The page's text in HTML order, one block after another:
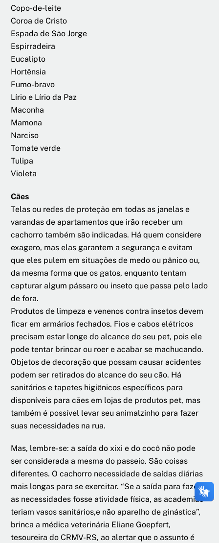
Copo-de-leite
Coroa de Cristo
Espada de São Jorge
Espirradeira
Eucalipto
Hortênsia
Fumo-bravo
Lírio e Lírio da Paz
Maconha
Mamona
Narciso
Tomate verde
Tulipa
Violeta
Cães
Telas ou redes de proteção em todas as janelas e
varandas de apartamentos que irão receber um
cachorro também são indicadas. Há quem considere
exagero, mas elas garantem a segurança e evitam
que eles pulem em situações de medo ou pânico ou,
da mesma forma que os gatos, enquanto tentam
capturar algum pássaro ou inseto que passa pelo lado
de fora.
Produtos de limpeza e venenos contra insetos devem
ficar em armários fechados. Fios e cabos elétricos
precisam estar longe do alcance do seu pet, pois ele
pode tentar brincar ou roer e acabar se machucando.
Objetos de decoração que possam causar acidentes
podem ser retirados do alcance do seu cão. Há
sanitários e tapetes higiênicos específicos para
disponíveis para cães em lojas de produtos pet, mas
também é possível levar seu animalzinho para fazer
suas necessidades na rua.
Mas, lembre-se: a saída do xixi e do cocô não pode
ser considerada a mesma do passeio. São coisas
diferentes. O cachorro necessidade de saídas diárias
mais longas para se exercitar. “Se a saída para fazer
as necessidades fosse atividade física, as academias
teriam vasos sanitários,e não aparelho de ginástica”,
brinca a médica veterinária Eliane Goepfert,
tesoureira do CRMV-RS, ao alertar que o assunto é